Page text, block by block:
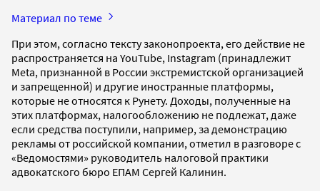
Материал по теме
При этом, согласно тексту законопроекта, его действие не
распространяется на YouTube, Instagram (принадлежит
Meta, признанной в России экстремистской организацией
и запрещенной) и другие иностранные платформы,
которые не относятся к Рунету. Доходы, полученные на
этих платформах, налогообложению не подлежат, даже
если средства поступили, например, за демонстрацию
рекламы от российской компании, отметил в разговоре с
«Ведомостями» руководитель налоговой практики
адвокатского бюро ЕПАМ Сергей Калинин.